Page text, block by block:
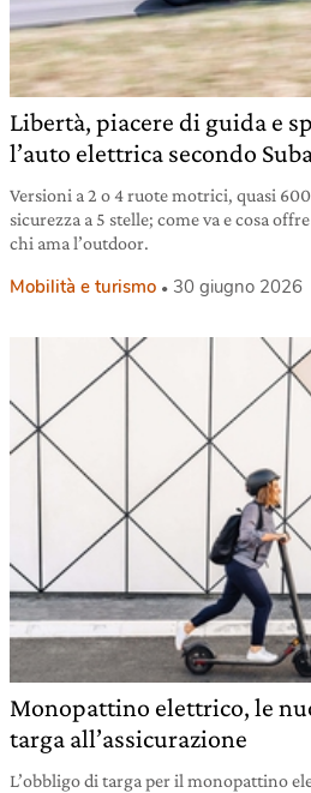
Libertà, piacere di guida e
l’auto elettrica secondo
Versioni a 2 o 4 ruote motrici, quasi
sicurezza a 5 stelle; come va e cosa
chi ama l’outdoor.
Mobilità e turismo 30 giugno 2026
Monopattino elettrico, le
targa all’assicurazione
L’obbligo di targa per il monopattino